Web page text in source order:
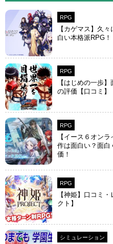
RPG
【カゲマス】久
白い本格派RPG！
RPG
【はじめの一歩
の評価【口コミ】
RPG
【イース６オン
作は面白い？面白
価！
RPG
【神姫】口コミ
クト】
シミュレーション